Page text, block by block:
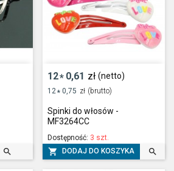

12* 0,61 zł (netto)
12 * 0,75 zł (brutto)
Spinki do włosów -
MF3264CC
Dostępność: 3 szt.
 DODAJ DO KOSZYKA 